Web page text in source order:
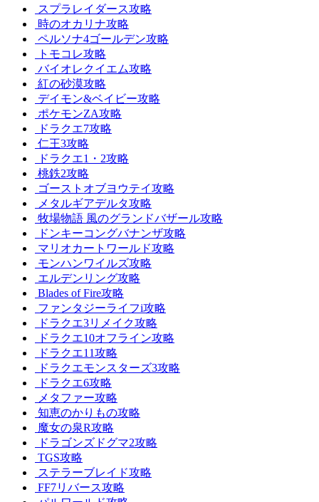
スプラレイダース攻略
時のオカリナ攻略
ペルソナ4ゴールデン攻略
トモコレ攻略
バイオレクイエム攻略
紅の砂漠攻略
デイモン&ベイビー攻略
ポケモンZA攻略
ドラクエ7攻略
仁王3攻略
ドラクエ1・2攻略
桃鉄2攻略
ゴーストオブヨウテイ攻略
メタルギアデルタ攻略
牧場物語 風のグランドバザール攻略
ドンキーコングバナンザ攻略
マリオカートワールド攻略
モンハンワイルズ攻略
エルデンリング攻略
Blades of Fire攻略
ファンタジーライフi攻略
ドラクエ3リメイク攻略
ドラクエ10オフライン攻略
ドラクエ11攻略
ドラクエモンスターズ3攻略
ドラクエ6攻略
メタファー攻略
知恵のかりもの攻略
魔女の泉R攻略
ドラゴンズドグマ2攻略
TGS攻略
ステラーブレイド攻略
FF7リバース攻略